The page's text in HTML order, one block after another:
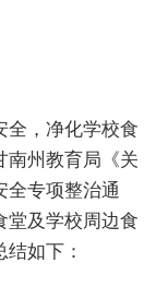
，净化学校食
南州教育局《关
全专项整治通
堂及学校周边食
如下：